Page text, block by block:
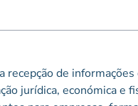
recepção de
jurídica, económica e